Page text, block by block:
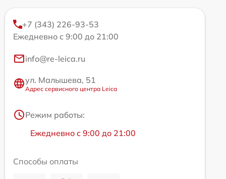
+7 (343) 226-93-53
Ежедневно с 9:00 до 21:00
info@re-leica.ru
ул. Малышева, 51
Адрес сервисного центра Leica
Режим работы:
Ежедневно с 9:00 до 21:00
Способы оплаты